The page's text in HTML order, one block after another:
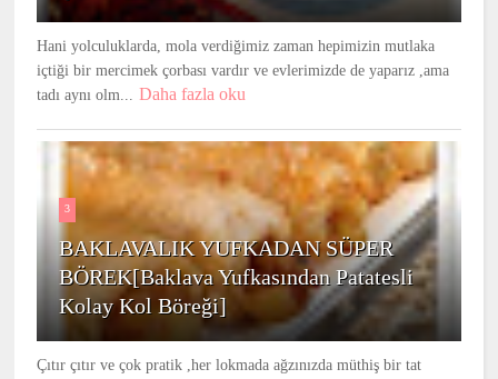
Hani yolculuklarda, mola verdiğimiz zaman hepimizin mutlaka
içtiği bir mercimek çorbası vardır ve evlerimizde de yaparız ,ama
tadı aynı olm...
Daha fazla oku
3
BAKLAVALIK YUFKADAN SÜPER
BÖREK[Baklava Yufkasından Patatesli
Kolay Kol Böreği]
Çıtır çıtır ve çok pratik ,her lokmada ağzınızda müthiş bir tat